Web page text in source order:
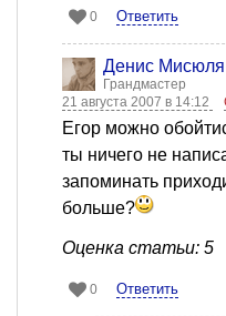
0 Ответить
Денис Мисюля
Грандмастер
21 августа 2007 в 14:12
Егор можно
ты ничего не
запоминать
больше?
Оценка статьи: 5
0 Ответить